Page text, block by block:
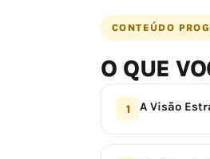
CONTEÚDO
O QUE
1 A Visão